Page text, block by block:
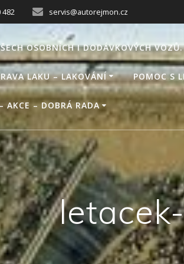
482 servis@autorejmon.cz
OSOBNÍCH I DODÁVKOVÝCH VOZŮ.
LAKU – LAKOVÁNÍ POMOC S
AKCE – DOBRÁ RADA